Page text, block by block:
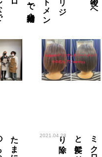
2021.04.28
除く